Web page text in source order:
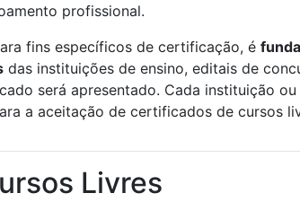
profissional.
fins específicos de certificação, é
das instituições de ensino, editais de
será apresentado. Cada instituição
a aceitação de certificados de cursos
Livres